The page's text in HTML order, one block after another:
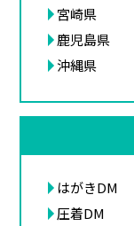
宮崎県
鹿児島県
沖縄県
はがきDM
圧着DM